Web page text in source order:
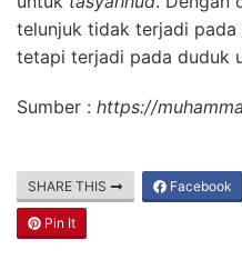
telunjuk tidak terjadi
tetapi terjadi pada duduk
Sumber : https://
SHARE THIS Facebook
Pin It